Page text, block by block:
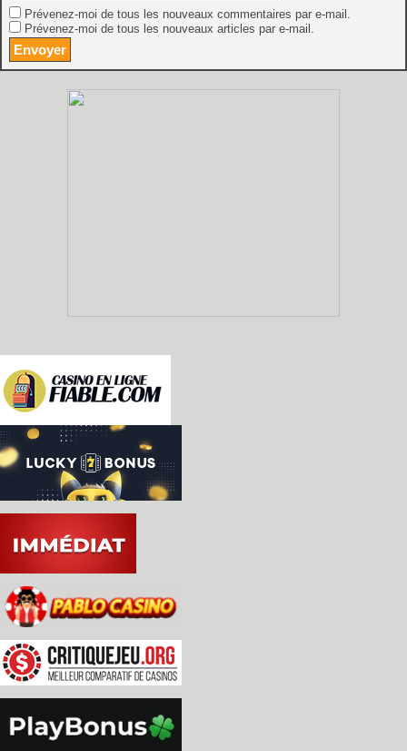
Prévenez-moi de tous les nouveaux commentaires par e-mail.
Prévenez-moi de tous les nouveaux articles par e-mail.